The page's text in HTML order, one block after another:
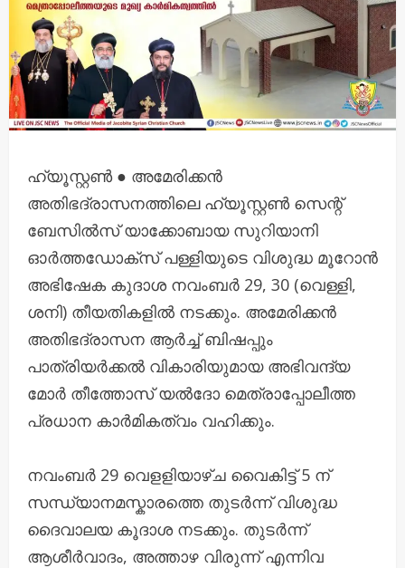
ഹ്യൂസ്റ്റൺ ● അമേരിക്കൻ
അതിഭദ്രാസനത്തിലെ ഹ്യൂസ്റ്റൺ സെന്റ്
ബേസിൽസ് യാക്കോബായ സുറിയാനി
ഓർത്തഡോക്‌സ് പള്ളിയുടെ വിശുദ്ധ മൂറോൻ
അഭിഷേക കുദാശ നവംബർ 29, 30 (വെള്ളി,
ശനി) തീയതികളിൽ നടക്കും. അമേരിക്കൻ
അതിഭദ്രാസന ആർച്ച് ബിഷപ്പും
പാത്രിയർക്കൽ വികാരിയുമായ അഭിവന്ദ്യ
മോർ തീത്തോസ് യൽദോ മെത്രാപ്പോലീത്ത
പ്രധാന കാർമികത്വം വഹിക്കും.
നവംബർ 29 വെളളിയാഴ്ച വൈകിട്ട് 5 ന്
സന്ധ്യാനമസ്കാരത്തെ തുടർന്ന് വിശുദ്ധ
ദൈവാലയ കൂദാശ നടക്കും. തുടർന്ന്
ആശീർവാദം, അത്താഴ വിരുന്ന് എന്നിവ